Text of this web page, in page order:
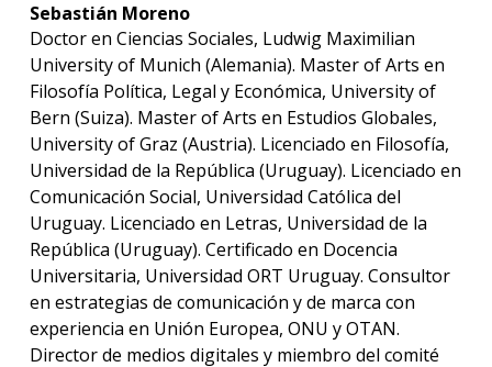
Sebastián Moreno
Doctor en Ciencias Sociales, Ludwig Maximilian
University of Munich (Alemania). Master of Arts en
Filosofía Política, Legal y Económica, University of
Bern (Suiza). Master of Arts en Estudios Globales,
University of Graz (Austria). Licenciado en Filosofía,
Universidad de la República (Uruguay). Licenciado en
Comunicación Social, Universidad Católica del
Uruguay. Licenciado en Letras, Universidad de la
República (Uruguay). Certificado en Docencia
Universitaria, Universidad ORT Uruguay. Consultor
en estrategias de comunicación y de marca con
experiencia en Unión Europea, ONU y OTAN.
Director de medios digitales y miembro del comité